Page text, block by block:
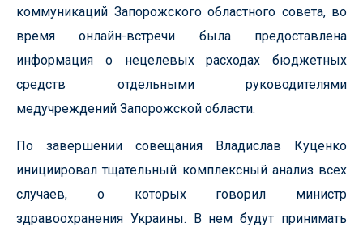
коммуникаций Запорожского областного совета, во
время онлайн-встречи была предоставлена
информация о нецелевых расходах бюджетных
средств отдельными руководителями
медучреждений Запорожской области.
По завершении совещания Владислав Куценко
инициировал тщательный комплексный анализ всех
случаев, о которых говорил министр
здравоохранения Украины. В нем будут принимать